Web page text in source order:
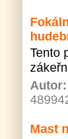
Tento
Autor:
Mast